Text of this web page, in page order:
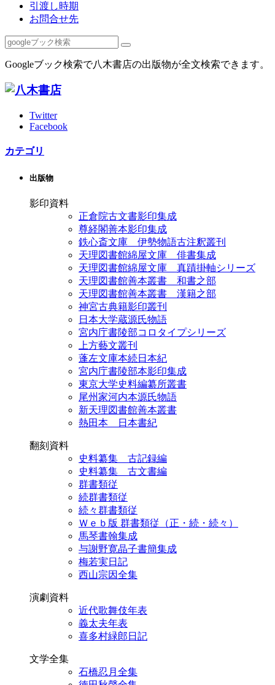
引渡し時期
お問合せ先
Googleブック検索で八木書店の出版物が全文検索できます。
Twitter
Facebook
カテゴリ
出版物
影印資料
正倉院古文書影印集成
尊経閣善本影印集成
鉄心斎文庫 伊勢物語古注釈叢刊
天理図書館綿屋文庫 俳書集成
天理図書館綿屋文庫 真蹟掛軸シリーズ
天理図書館善本叢書 和書之部
天理図書館善本叢書 漢籍之部
神宮古典籍影印叢刊
日本大学蔵源氏物語
宮内庁書陵部コロタイプシリーズ
上方藝文叢刊
蓬左文庫本続日本紀
宮内庁書陵部本影印集成
東京大学史料編纂所叢書
尾州家河内本源氏物語
新天理図書館善本叢書
熱田本 日本書紀
翻刻資料
史料纂集 古記録編
史料纂集 古文書編
群書類従
続群書類従
続々群書類従
Ｗｅｂ版 群書類従（正・続・続々）
馬琴書翰集成
与謝野寛晶子書簡集成
梅若実日記
西山宗因全集
演劇資料
近代歌舞伎年表
義太夫年表
喜多村緑郎日記
文学全集
石橋忍月全集